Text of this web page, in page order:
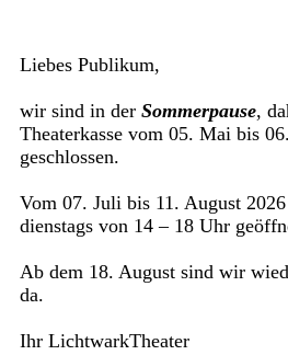
Liebes Publikum,
wir sind in derSommerpause,
Theaterkasse vom 05. Mai bis
geschlossen.
Vom 07. Juli bis 11. August
dienstags von 14 – 18 Uhr
Ab dem 18. August sind wir
da.
Ihr LichtwarkTheater